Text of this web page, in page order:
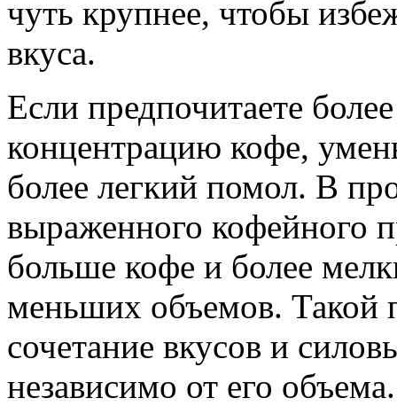
чуть крупнее, чтобы
вкуса.
Если предпочитаете
концентрацию кофе,
более легкий помол. В
выраженного кофейного
больше кофе и более
меньших объемов. Такой
сочетание вкусов и
независимо от его объема.